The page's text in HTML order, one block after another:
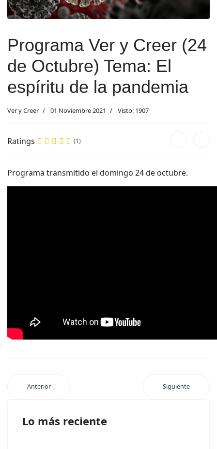
Programa Ver y Creer (24
de Octubre) Tema: El
espíritu de la pandemia
Ver y Creer 01 Noviembre 2021 Visto: 1907
Ratings (1)
Programa transmitido el domingo 24 de octubre.
Anterior Siguiente
Lo más reciente